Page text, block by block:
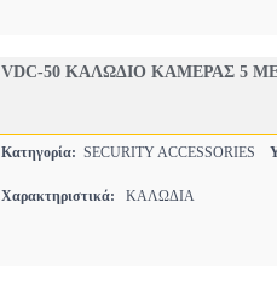
VDC-50 ΚΑΛΩΔΙΟ ΚΑΜΕΡΑΣ 5
Κατηγορία: SECURITY ACCESSORIES
Χαρακτηριστικά: ΚΑΛΩΔΙΑ